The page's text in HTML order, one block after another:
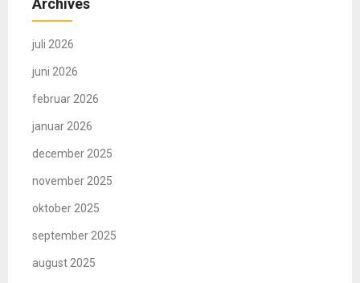
Archives
juli 2026
juni 2026
februar 2026
januar 2026
december 2025
november 2025
oktober 2025
september 2025
august 2025